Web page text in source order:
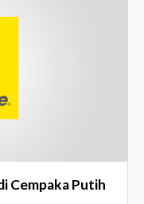
Cempaka Putih